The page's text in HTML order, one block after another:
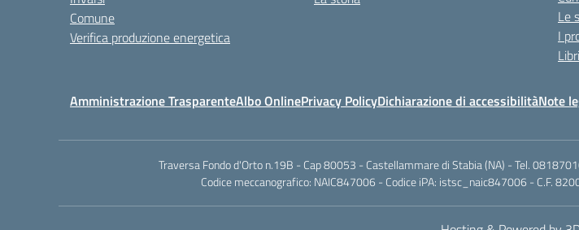
Comune
Verifica produzione energetica
Le
I
Amministrazione TrasparenteAlbo OnlinePrivacy PolicyDichiarazione di accessibilitàNote
Traversa Fondo d'Orto n.19B - Cap 80053 - Castellammare di Stabia (NA) - Tel.
Codice meccanografico: NAIC847006 - Codice iPA: istsc_naic847006 - C.F.